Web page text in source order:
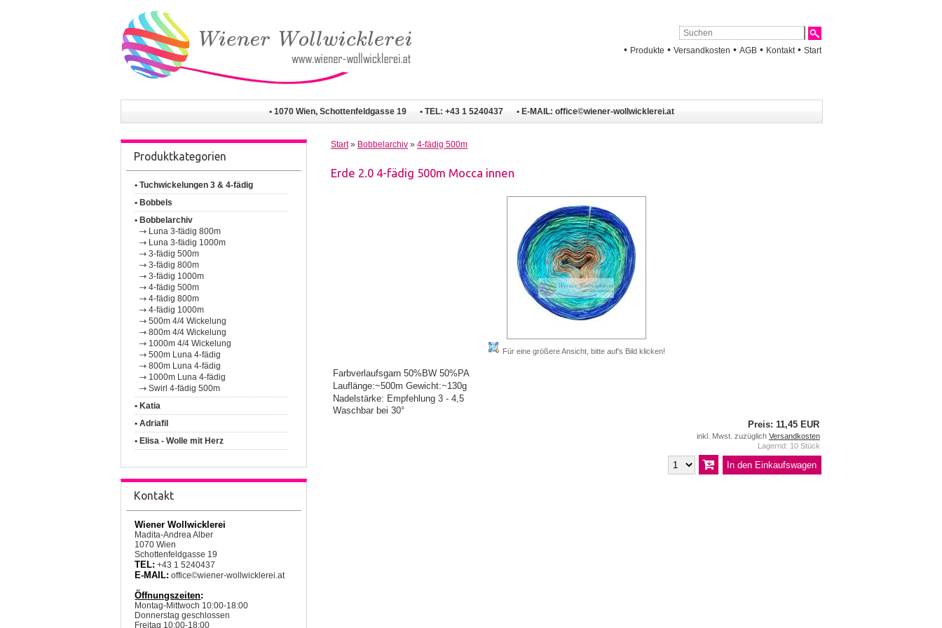
• Produkte • Versandkosten • AGB • Kontakt • Start
• 1070 Wien, Schottenfeldgasse 19 • TEL: +43 1 5240437 • E-MAIL:office©wiener-wollwicklerei.at
Produktkategorien
• Tuchwickelungen 3 & 4-fädig
• Bobbels
• Bobbelarchiv
Luna 3-fädig 800m
Luna 3-fädig 1000m
3-fädig 500m
3-fädig 800m
3-fädig 1000m
4-fädig 500m
4-fädig 800m
4-fädig 1000m
500m 4/4 Wickelung
800m 4/4 Wickelung
1000m 4/4 Wickelung
500m Luna 4-fädig
800m Luna 4-fädig
1000m Luna 4-fädig
Swirl 4-fädig 500m
• Katia
• Adriafil
• Elisa - Wolle mit Herz
Kontakt
Wiener Wollwicklerei
Madita-Andrea Alber
1070 Wien
Schottenfeldgasse 19
TEL: +43 1 5240437
E-MAIL: office©wiener-wollwicklerei.at
Öffnungszeiten:
Montag-Mittwoch 10:00-18:00
Donnerstag geschlossen
Freitag 10:00-18:00
Start» Bobbelarchiv » 4-fädig 500m
Erde 2.0 4-fädig 500m Mocca innen
Für eine größere Ansicht, bitte auf's Bild klicken!
Farbverlaufsgarn 50%BW 50%PA
Lauflänge:~500m Gewicht:~130g
Nadelstärke: Empfehlung 3 - 4,5
Waschbar bei 30°
Preis: 11,45 EUR
inkl. Mwst. zuzüglich Versandkosten
Lagernd: 10 Stück